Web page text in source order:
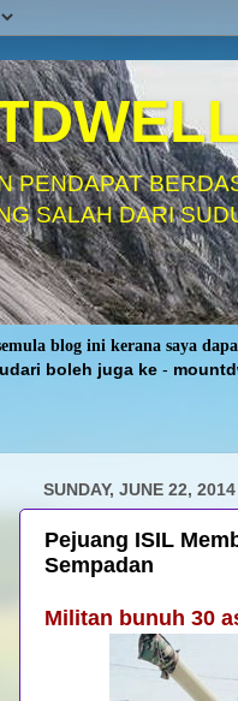
PENDAPAT
SALAH DARI
blog ini kerana saya
boleh juga ke -
SUNDAY, JUNE 22, 2014
Pejuang ISIL
Sempadan
Militan bunuh 30